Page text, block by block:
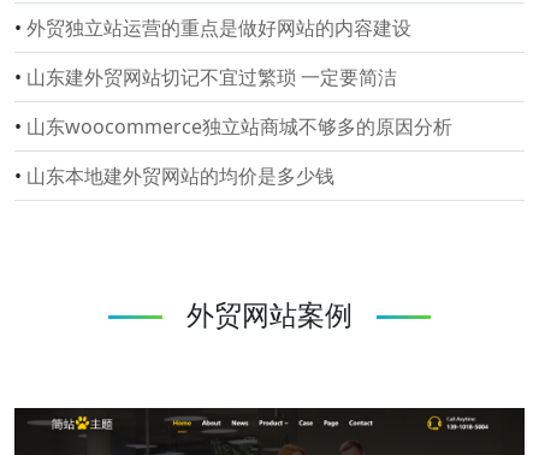
• 外贸独立站运营的重点是做好网站的内容建设
• 山东建外贸网站切记不宜过繁琐 一定要简洁
• 山东woocommerce独立站商城不够多的原因分析
• 山东本地建外贸网站的均价是多少钱
外贸网站案例